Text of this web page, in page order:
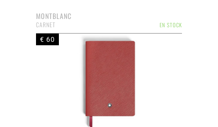
MONTBLANC
EN STOCK
CARNET
€ 60